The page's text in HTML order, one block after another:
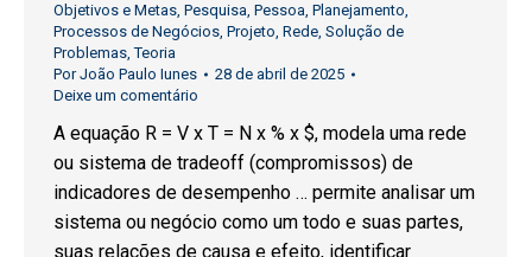
Objetivos e Metas, Pesquisa, Pessoa, Planejamento,
Processos de Negócios, Projeto, Rede, Solução de
Problemas,Teoria
PorJoão Paulo Iunes
28 de abril de 2025
Deixe um comentário
A equação R = V x T = N x % x $, modela uma rede
ou sistema de tradeoff (compromissos) de
indicadores de desempenho … permite analisar um
sistema ou negócio como um todo e suas partes,
suas relações de causa e efeito, identificar